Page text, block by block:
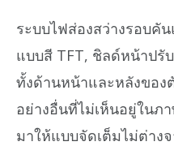
ระบบไฟส่องสว่างรอบคั
แบบสี TFT, ชิลด์หน้าปรั
ทั้งด้านหน้าและหลังขอ
อย่างอื่นที่ไม่เห็นอยู่ในภ
มาให้แบบจัดเต็มไม่ต่าง